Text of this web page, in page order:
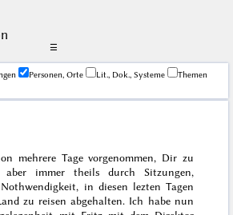
☰
Personen, Orte Lit., Dok., Systeme
Themen
mehrere Tage vorgenommen, Dir zu
aber immer theils durch Sitzungen,
in diesen lezten Tagen
zu reisen abgehalten. Ich habe nun